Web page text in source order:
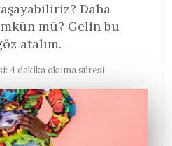
Daha
mü? Gelin bu
atalım.
4 dakika okuma süresi